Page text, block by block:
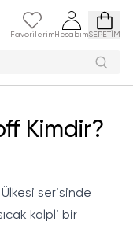
Favorilerim HesabımSEPETİM
Kimdir?
serisinde
kalpli bir